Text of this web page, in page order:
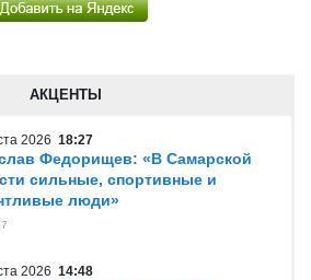
АКЦЕНТЫ
2026 18:27
Федорищев: «В Самарской
сильные, спортивные и
люди»
2026 14:48